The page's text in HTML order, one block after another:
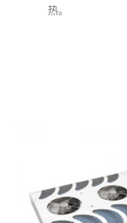
热。